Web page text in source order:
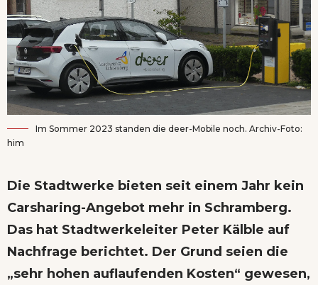
Im Sommer 2023 standen die deer-Mobile noch. Archiv-Foto:
him
Die Stadtwerke bieten seit einem Jahr kein
Carsharing-Angebot mehr in Schramberg.
Das hat Stadtwerkeleiter Peter Kälble auf
Nachfrage berichtet. Der Grund seien die
„sehr hohen auflaufenden Kosten“ gewesen,